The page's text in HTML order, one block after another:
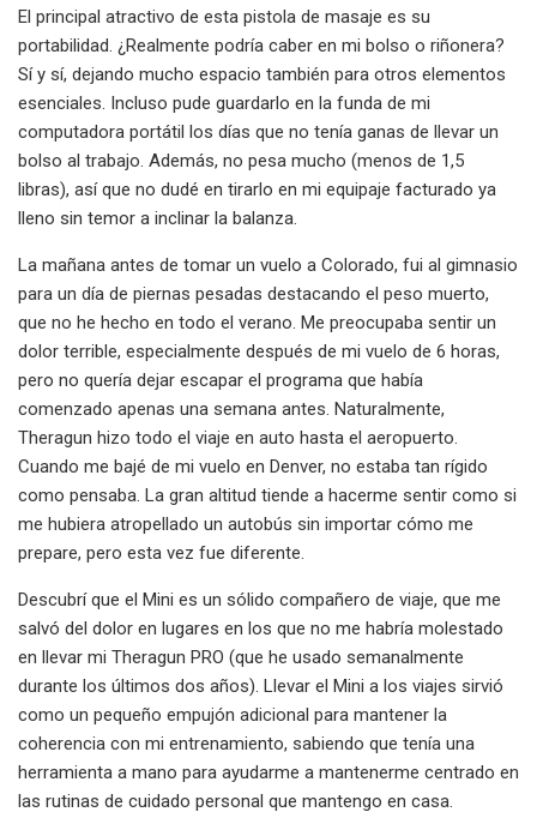
El principal atractivo de esta pistola de masaje es su
portabilidad. ¿Realmente podría caber en mi bolso o riñonera?
Sí y sí, dejando mucho espacio también para otros elementos
esenciales. Incluso pude guardarlo en la funda de mi
computadora portátil los días que no tenía ganas de llevar un
bolso al trabajo. Además, no pesa mucho (menos de 1,5
libras), así que no dudé en tirarlo en mi equipaje facturado ya
lleno sin temor a inclinar la balanza.
La mañana antes de tomar un vuelo a Colorado, fui al gimnasio
para un día de piernas pesadas destacando el peso muerto,
que no he hecho en todo el verano. Me preocupaba sentir un
dolor terrible, especialmente después de mi vuelo de 6 horas,
pero no quería dejar escapar el programa que había
comenzado apenas una semana antes. Naturalmente,
Theragun hizo todo el viaje en auto hasta el aeropuerto.
Cuando me bajé de mi vuelo en Denver, no estaba tan rígido
como pensaba. La gran altitud tiende a hacerme sentir como si
me hubiera atropellado un autobús sin importar cómo me
prepare, pero esta vez fue diferente.
Descubrí que el Mini es un sólido compañero de viaje, que me
salvó del dolor en lugares en los que no me habría molestado
en llevar mi Theragun PRO (que he usado semanalmente
durante los últimos dos años). Llevar el Mini a los viajes sirvió
como un pequeño empujón adicional para mantener la
coherencia con mi entrenamiento, sabiendo que tenía una
herramienta a mano para ayudarme a mantenerme centrado en
las rutinas de cuidado personal que mantengo en casa.